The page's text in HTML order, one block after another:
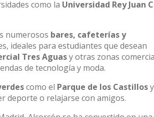
como la Universidad Rey Juan
numerosos bares, cafeterías y
ideales para estudiantes que desean
Tres Aguasy otras zonas
de tecnología y moda.
como el Parque de los Castillos
deporte o relajarse con amigos.